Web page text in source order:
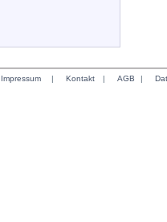
Impressum | Kontakt | AGB |